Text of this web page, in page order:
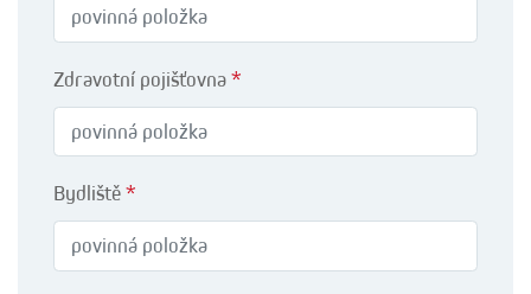
Zdravotní pojišťovna *
Bydliště *